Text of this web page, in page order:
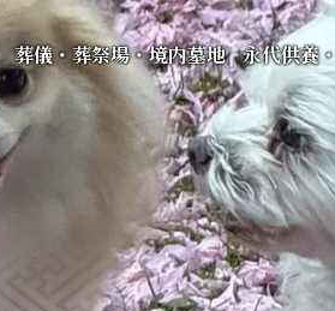
葬儀・葬祭場・境内墓地 永代供養